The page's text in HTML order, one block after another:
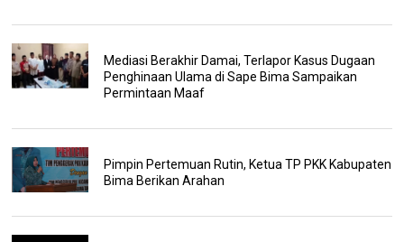
Mediasi Berakhir Damai, Terlapor Kasus Dugaan
Penghinaan Ulama di Sape Bima Sampaikan
Permintaan Maaf
Pimpin Pertemuan Rutin, Ketua TP PKK Kabupaten
Bima Berikan Arahan